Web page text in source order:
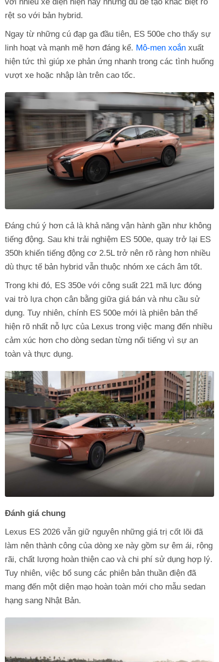
rệt so với bản hybrid.
Ngay từ những cú đạp ga đầu tiên, ES 500e cho thấy sự
linh hoạt và mạnh mẽ hơn đáng kể. Mô-men xoắn xuất
hiện tức thì giúp xe phản ứng nhanh trong các tình huống
vượt xe hoặc nhập làn trên cao tốc.
Đáng chú ý hơn cả là khả năng vận hành gần như không
tiếng động. Sau khi trải nghiệm ES 500e, quay trở lại ES
350h khiến tiếng động cơ 2.5L trở nên rõ ràng hơn nhiều
dù thực tế bản hybrid vẫn thuộc nhóm xe cách âm tốt.
Trong khi đó, ES 350e với công suất 221 mã lực đóng
vai trò lựa chọn cân bằng giữa giá bán và nhu cầu sử
dụng. Tuy nhiên, chính ES 500e mới là phiên bản thể
hiện rõ nhất nỗ lực của Lexus trong việc mang đến nhiều
cảm xúc hơn cho dòng sedan từng nổi tiếng vì sự an
toàn và thực dụng.
Đánh giá chung
Lexus ES 2026 vẫn giữ nguyên những giá trị cốt lõi đã
làm nên thành công của dòng xe này gồm sự êm ái, rộng
rãi, chất lượng hoàn thiện cao và chi phí sử dụng hợp lý.
Tuy nhiên, việc bổ sung các phiên bản thuần điện đã
mang đến một diện mạo hoàn toàn mới cho mẫu sedan
hạng sang Nhật Bản.